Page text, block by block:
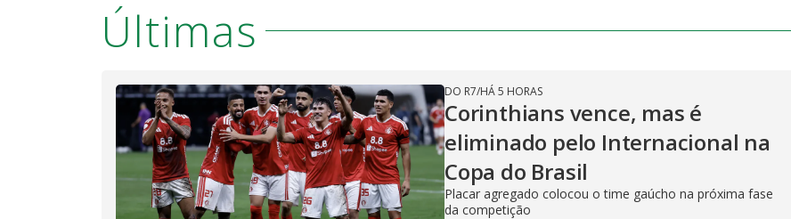
Últimas
DO R7/HÁ 5 HORAS
Corinthians vence, mas é
eliminado pelo Internacional na
Copa do Brasil
Placar agregado colocou o time gaúcho na próxima fase
da competição